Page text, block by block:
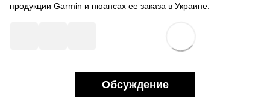
продукции Garmin и нюансах ее заказа в Украине.
Обсуждение